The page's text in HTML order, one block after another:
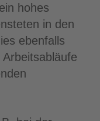
hohes
in den
ebenfalls